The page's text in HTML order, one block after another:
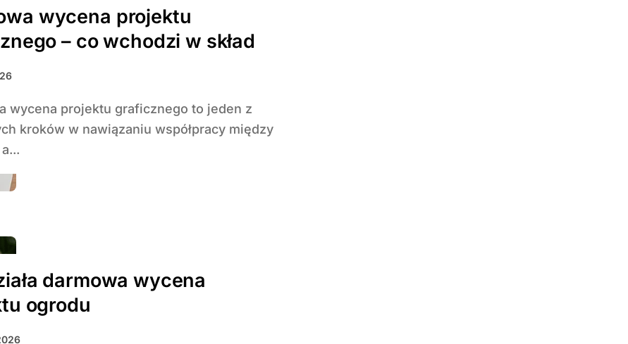
wycena projektu
– co wchodzi w skład
kroków w nawiązaniu współpracy między
darmowa wycena
ogrodu